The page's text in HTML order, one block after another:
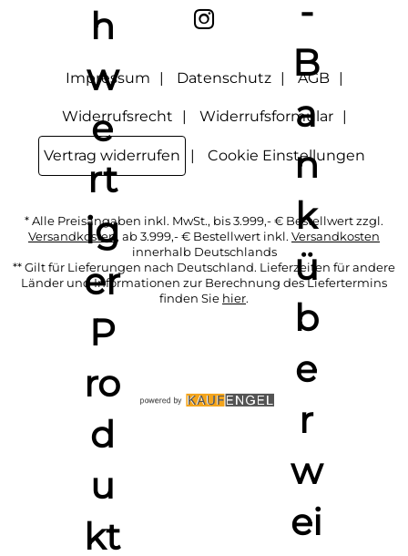
Wirkung für die Zukunft widerrufen, indem ich den Link
"Abmelden" am Ende des Newsletters anklicke oder die
Option Newsletter im Mitgliederbereich deaktiviere. Die
habe ich zur Kenntnis genommen.
Impressum Datenschutz AGB
Widerrufsrecht Widerrufsformular
Vertrag widerrufen Cookie Einstellungen
* Alle Preisangaben inkl. MwSt., bis 3.999,- € Bestellwert zzgl.
Versandkosten , ab 3.999,- € Bestellwert inkl. Versandkosten
innerhalb Deutschlands
** Gilt für Lieferungen nach Deutschland. Lieferzeiten für andere
Länder und Informationen zur Berechnung des Liefertermins
finden Sie hier.